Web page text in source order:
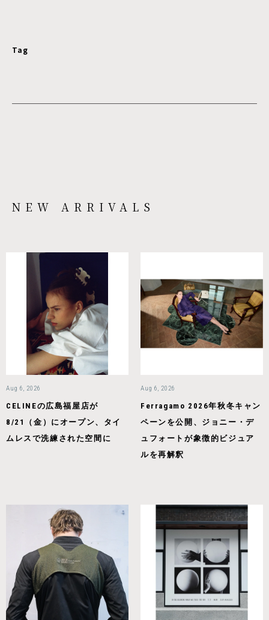
Tag
NEW ARRIVALS
Aug 6, 2026
CELINEの広島福屋店が
8/21（金）にオープン、タイ
ムレスで洗練された空間に
Aug 6, 2026
Ferragamo 2026年秋冬キャン
ペーンを公開、ジョニー・デ
ュフォートが象徴的ビジュア
ルを再解釈